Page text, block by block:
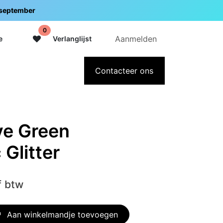
0
Verlanglijst Aanmelden
Over IntermediContacteer ons
Green
Glitter
btw
Aan winkelmandje toevoegen